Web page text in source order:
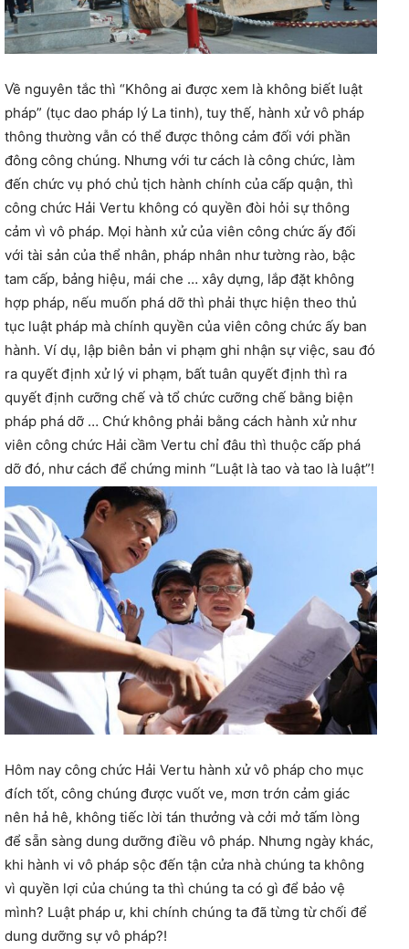
Về nguyên tắc thì “Không ai được xem là không biết luật
pháp” (tục dao pháp lý La tinh), tuy thế, hành xử vô pháp
thông thường vẫn có thể được thông cảm đối với phần
đông công chúng. Nhưng với tư cách là công chức, làm
đến chức vụ phó chủ tịch hành chính của cấp quận, thì
công chức Hải Vertu không có quyền đòi hỏi sự thông
cảm vì vô pháp. Mọi hành xử của viên công chức ấy đối
với tài sản của thể nhân, pháp nhân như tường rào, bậc
tam cấp, bảng hiệu, mái che … xây dựng, lắp đặt không
hợp pháp, nếu muốn phá dỡ thì phải thực hiện theo thủ
tục luật pháp mà chính quyền của viên công chức ấy ban
hành. Ví dụ, lập biên bản vi phạm ghi nhận sự việc, sau đó
ra quyết định xử lý vi phạm, bất tuân quyết định thì ra
quyết định cưỡng chế và tổ chức cưỡng chế bằng biện
pháp phá dỡ … Chứ không phải bằng cách hành xử như
viên công chức Hải cầm Vertu chỉ đâu thì thuộc cấp phá
dỡ đó, như cách để chứng minh “Luật là tao và tao là luật”!
Hôm nay công chức Hải Vertu hành xử vô pháp cho mục
đích tốt, công chúng được vuốt ve, mơn trớn cảm giác
nên hả hê, không tiếc lời tán thưởng và cởi mở tấm lòng
để sẵn sàng dung dưỡng điều vô pháp. Nhưng ngày khác,
khi hành vi vô pháp sộc đến tận cửa nhà chúng ta không
vì quyền lợi của chúng ta thì chúng ta có gì để bảo vệ
mình? Luật pháp ư, khi chính chúng ta đã từng từ chối để
dung dưỡng sự vô pháp?!